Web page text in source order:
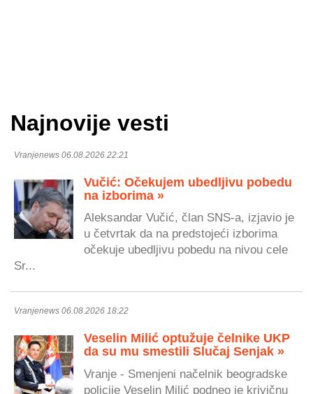
Najnovije vesti
Vranjenews 06.08.2026 22:21
Vučić: Očekujem ubedljivu pobedu
na izborima »
Aleksandar Vučić, član SNS-a, izjavio je
u četvrtak da na predstojeći izborima
očekuje ubedljivu pobedu na nivou cele
Sr...
Vranjenews 06.08.2026 18:22
Veselin Milić optužuje čelnike UKP
da su mu smestili Slučaj Senjak »
Vranje - Smenjeni načelnik beogradske
policije Veselin Milić podneo je krivičnu